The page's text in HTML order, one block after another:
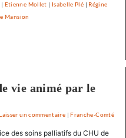
| Etienne Mollet | Isabelle Plé | Régine
Mansion
vie animé par le
un commentaire on
|Franche-Comté
des soins palliatifs du CHU de